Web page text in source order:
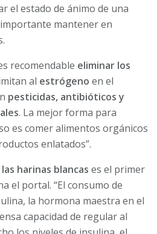
el estado de ánimo de una
mantener en
recomendable eliminar los
al estrógeno en el
pesticidas, antibióticos y
. La mejor forma para
es comer alimentos orgánicos
enlatados”.
harinas blancas es el primer
el portal. “El consumo de
la hormona maestra en el
capacidad de regular al